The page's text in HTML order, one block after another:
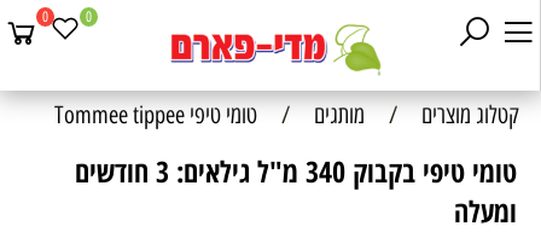
0 0
קטלוג מוצרים / מותגים / טומי טיפי Tommee tippee
טומי טיפי בקבוק 340 מ"ל גילאים: 3 חודשים
ומעלה